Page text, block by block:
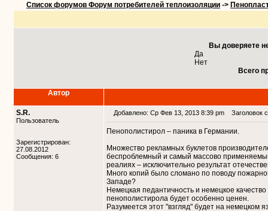
Список форумов Форум потребителей теплоизоляции ->
Вы доверяете
Да
Нет
Всего
Автор
S.R.
Пользователь
Зарегистрирован:
27.08.2012
Сообщения: 6
Добавлено: Ср Фев 13, 2013 8:39 pm Заголовок
Пенополистирол – паника в Германии.
Множество рекламных буклетов
беспроблемный и самый массово
реалиях – исключительно результат
Много копий было сломано по поводу
Западе?
Немецкая педантичность и немецкое
пенополистирола будет особенно ценен.
Разумеется этот "взгляд" будет на немецком